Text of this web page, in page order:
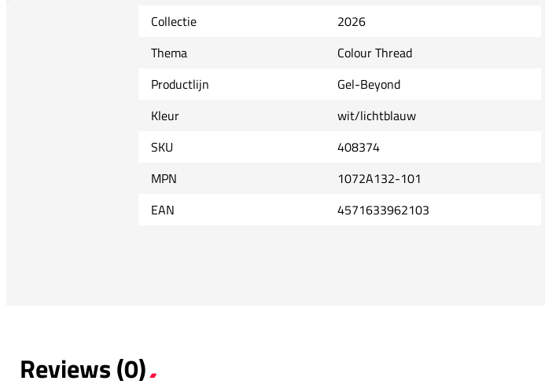
Collectie
2026
Thema
Colour Thread
Productlijn
Gel-Beyond
Kleur
wit/lichtblauw
SKU
408374
MPN
1072A132-101
EAN
4571633962103
Reviews (0)